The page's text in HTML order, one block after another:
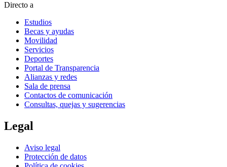
Directo a
Estudios
Becas y ayudas
Movilidad
Servicios
Deportes
Portal de Transparencia
Alianzas y redes
Sala de prensa
Contactos de comunicación
Consultas, quejas y sugerencias
Legal
Aviso legal
Protección de datos